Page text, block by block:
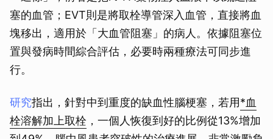
塞的血管；EVT則是將取栓導管深入血管，直接將血
塊移出，適用於「大血管阻塞」的病人。依據阻塞位
置與發病時間綜合評估，必要時兩種療法可同步進
行。
研究指出，針對中到重度的缺血性腦梗塞，若用*血
栓溶解加上取栓 ，一個人恢復到好的比例從13%增加